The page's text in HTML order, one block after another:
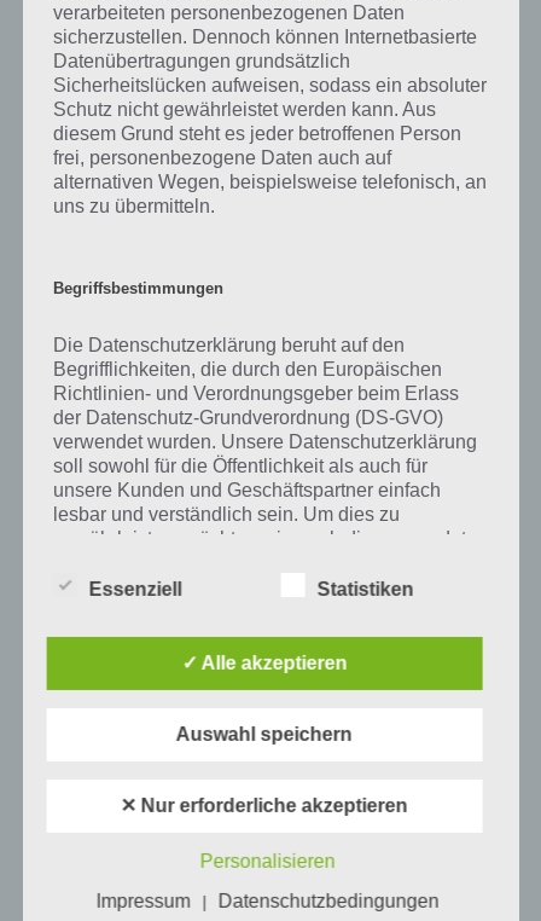
Was ist 94%? In der App 94% musst du auf Basis eines Bildes oder
einer Aussage die Antworten herausfinden, die von anderen Spielern
am häufigsten genannt worden sind. Nur so kannst du das nächste
Level freischalten. Zusammenaddiert ergeben alle Antworten 94
Prozent, wovon die App ihren Namen hat. Entsprechend ist 94
Prozent ein Wort und Rätsel-Spiel. Bereits über 10 Millionen mal
wurde die App mittlerweile heruntergeladen und gehört mit zu den
erfolgreichsten Spiele Apps in diesem Genre im Google Play Store
Auf WhatsApp teilen Teilen auf Facebook
Tweet auf Twitter
Mehr Artikel hier auf Touchportal
verarbeiteten personenbezogenen Daten
sicherzustellen. Dennoch können Internetbasierte
Datenübertragungen grundsätzlich
Sicherheitslücken aufweisen, sodass ein absoluter
Schutz nicht gewährleistet werden kann. Aus
diesem Grund steht es jeder betroffenen Person
frei, personenbezogene Daten auch auf
alternativen Wegen, beispielsweise telefonisch, an
uns zu übermitteln.
Begriffsbestimmungen
Die Datenschutzerklärung beruht auf den
Begrifflichkeiten, die durch den Europäischen
Richtlinien- und Verordnungsgeber beim Erlass
der Datenschutz-Grundverordnung (DS-GVO)
verwendet wurden. Unsere Datenschutzerklärung
soll sowohl für die Öffentlichkeit als auch für
unsere Kunden und Geschäftspartner einfach
lesbar und verständlich sein. Um dies zu
gewährleisten, möchten wir vorab die verwendeten
unter anderem die folgenden Begriffe:
Informationen, die sich auf eine identifizierte
Folgenden „betroffene Person") beziehen.
Als identifizierbar wird eine natürliche
Person angesehen, die direkt oder indirekt,
Essenziell Statistiken
✓ Alle akzeptieren
Auswahl speichern
✕ Nur erforderliche akzeptieren
Personalisieren
Impressum
Datenschutzbedingungen